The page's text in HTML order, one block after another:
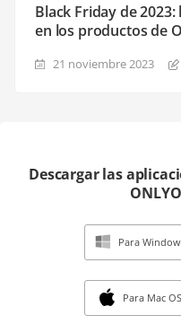
Black Friday de
en los productos de
21 noviembre 2023
Descargar las
Para
Para Mac OS